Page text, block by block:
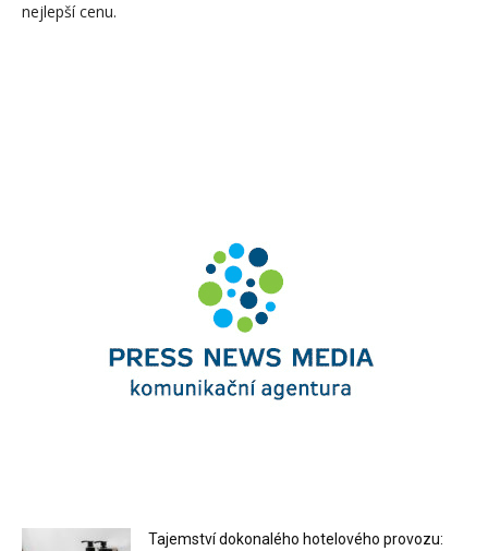
nejlepší cenu.
Tajemství dokonalého hotelového provozu: